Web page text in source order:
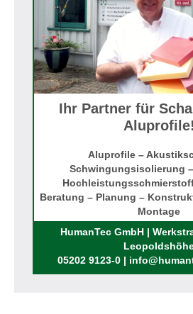
Ihr Partner für
Aluprofile!
Aluprofile –
Schwingungsisolierung
Beratung – Planung –
Montage
Rufen Sie uns
HumanTec GmbH |
05202 9123-0 |